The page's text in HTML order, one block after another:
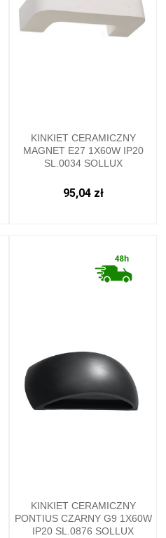
KINKIET CERAMICZNY
MAGNET E27 1X60W IP20
SL.0034 SOLLUX
95,04 zł
KINKIET CERAMICZNY
PONTIUS CZARNY G9 1X60W
IP20 SL.0876 SOLLUX